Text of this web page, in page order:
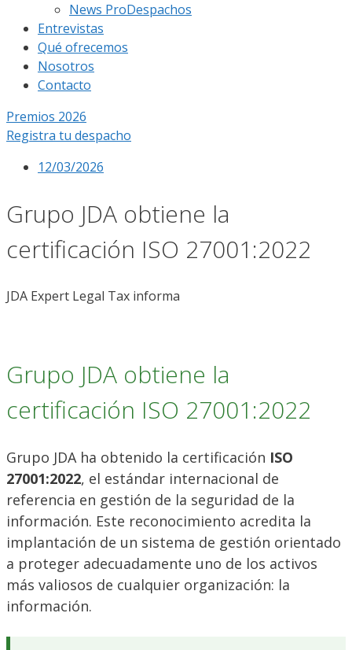
News ProDespachos
Entrevistas
Qué ofrecemos
Nosotros
Contacto
Premios 2026
Registra tu despacho
12/03/2026
Grupo JDA obtiene la
certificación ISO 27001:2022
JDA Expert Legal Tax informa
Grupo JDA obtiene la
certificación ISO 27001:2022
Grupo JDA ha obtenido la certificación ISO
27001:2022, el estándar internacional de
referencia en gestión de la seguridad de la
información. Este reconocimiento acredita la
implantación de un sistema de gestión orientado
a proteger adecuadamente uno de los activos
más valiosos de cualquier organización: la
información.